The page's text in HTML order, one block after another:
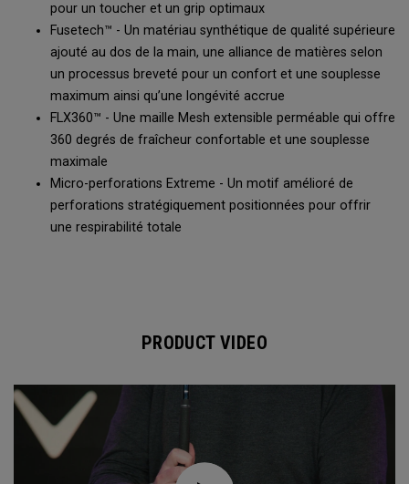
pour un toucher et un grip optimaux
Fusetech™ - Un matériau synthétique de qualité supérieure
ajouté au dos de la main, une alliance de matières selon
un processus breveté pour un confort et une souplesse
maximum ainsi qu’une longévité accrue
FLX360™ - Une maille Mesh extensible perméable qui offre
360 degrés de fraîcheur confortable et une souplesse
maximale
Micro-perforations Extreme - Un motif amélioré de
perforations stratégiquement positionnées pour offrir
une respirabilité totale
PRODUCT VIDEO